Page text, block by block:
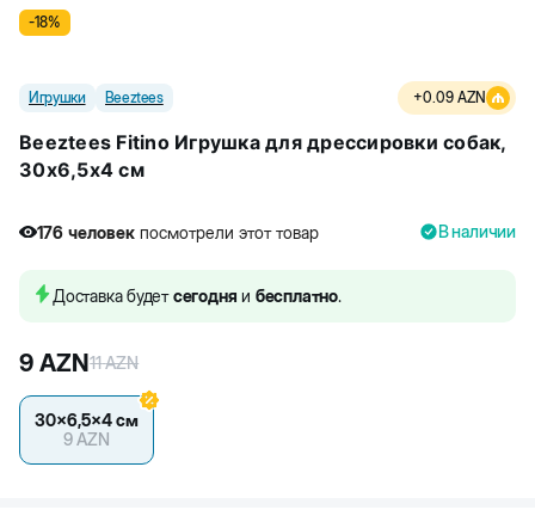
-18%
Игрушки Beeztees +0.09 AZN
Beeztees Fitino Игрушка для дрессировки собак,
30x6,5x4 см
176 человек посмотрели этот товар
176 человек посмотрели этот товар
В наличии
Доставка будетсегодня и бесплатно.
9 AZN11AZN
30x6,5x4 см
9AZN